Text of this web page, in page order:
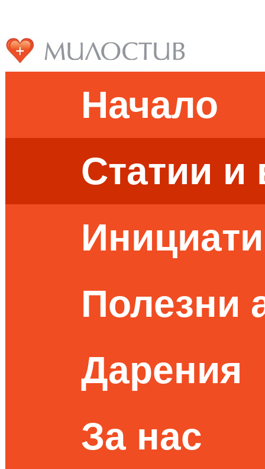
Начало
Статии и
Полезни
Дарения
За нас